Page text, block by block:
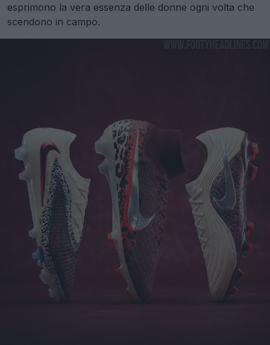
esprimono la vera essenza delle donne ogni volta che
scendono in campo.